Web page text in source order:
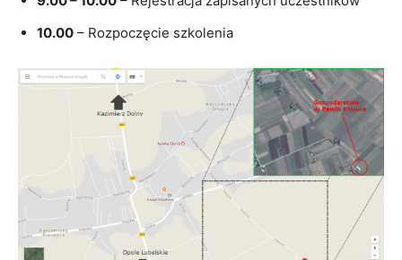
10.00 – Rozpoczęcie szkolenia